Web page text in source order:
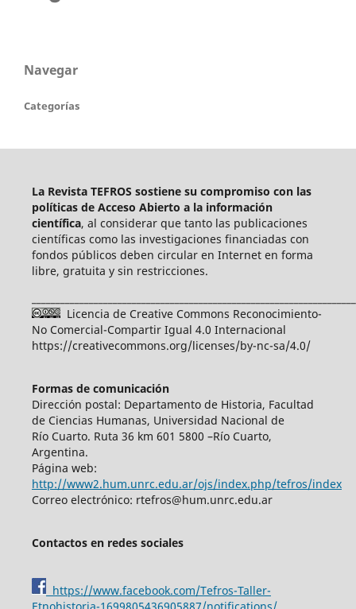
Navegar
Categorías
La Revista TEFROS sostiene su compromiso con las
políticas de Acceso Abierto a la información
científica, al considerar que tanto las publicaciones
científicas como las investigaciones financiadas con
fondos públicos deben circular en Internet en forma
libre, gratuita y sin restricciones.
Licencia de Creative Commons Reconocimiento-
No Comercial-Compartir Igual 4.0 Internacional
https://creativecommons.org/licenses/by-nc-sa/4.0/
Formas de comunicación
Dirección postal: Departamento de Historia, Facultad
de Ciencias Humanas, Universidad Nacional de
Río Cuarto. Ruta 36 km 601 5800 –Río Cuarto,
Argentina.
Página web:
http://www2.hum.unrc.edu.ar/ojs/index.php/tefros/index
Correo electrónico: rtefros@hum.unrc.edu.ar
Contactos en redes sociales
https://www.facebook.com/Tefros-Taller-